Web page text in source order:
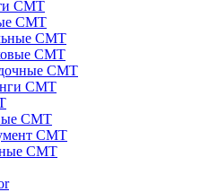
CMT
CMT
CMT
СМТ
СМТ
CMT
CMT
СМТ
СМТ